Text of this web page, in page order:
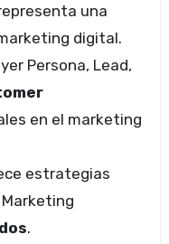
una
digital.
Persona, Lead,
en el marketing
estrategias
Marketing
.